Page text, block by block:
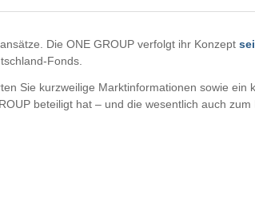
Die ONE GROUP verfolgt ihr Konzept
Fonds.
Sie kurzweilige Marktinformationen sowie ein
beteiligt hat – und die wesentlich auch